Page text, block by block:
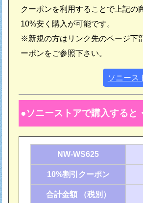
クーポンを利用することで上記の
10%安く購入が可能です。
※新規の方はリンク先のページ下
ーポンをご参照下さい。
ソニース
ソニーストアで購入すると
NW-WS625
10%割引クーポン
合計金額 （税別）